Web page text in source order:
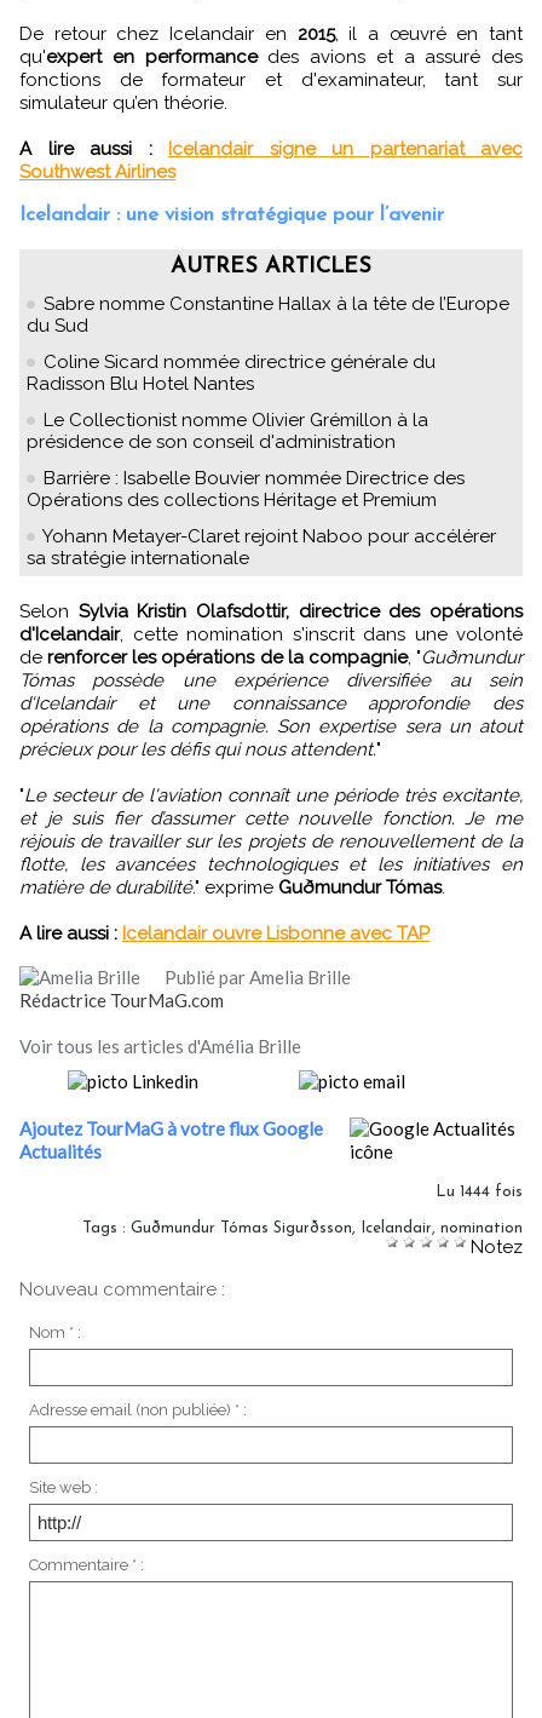
De retour chez Icelandair en 2015, il a œuvré en tant
qu'expert en performancedes avions et a assuré des
fonctions de formateur et d'examinateur, tant sur
simulateur qu’en théorie.
A lire aussi :
Icelandair signe un partenariat avec
Southwest Airlines
Icelandair : une vision stratégique pour l’avenir
AUTRES ARTICLES
Sabre nomme Constantine Hallax à la tête de l’Europe
du Sud
Coline Sicard nommée directrice générale du
Radisson Blu Hotel Nantes
Le Collectionist nomme Olivier Grémillon à la
présidence de son conseil d'administration
Barrière : Isabelle Bouvier nommée Directrice des
Opérations des collections Héritage et Premium
Yohann Metayer-Claret rejoint Naboo pour accélérer
sa stratégie internationale
Selon Sylvia Kristin Olafsdottir, directrice des opérations
d'Icelandair, cette nomination s'inscrit dans une volonté
derenforcer les opérations de la compagnie, "Guðmundur
Tómas possède une expérience diversifiée au sein
d'Icelandair et une connaissance approfondie des
opérations de la compagnie. Son expertise sera un atout
précieux pour les défis qui nous attendent."
"Le secteur de l'aviation connaît une période très excitante,
et je suis fier d’assumer cette nouvelle fonction. Je me
réjouis de travailler sur les projets de renouvellement de la
flotte, les avancées technologiques et les initiatives en
matière de durabilité." exprime Guðmundur Tómas.
A lire aussi : Icelandair ouvre Lisbonne avec TAP
Publié par Amelia Brille
Rédactrice TourMaG.com
Voir tous les articles d'Amélia Brille
Ajoutez TourMaG à votre flux Google
Actualités
Lu 1444 fois
Tags : Guðmundur Tómas Sigurðsson, Icelandair, nomination
Notez
Nouveau commentaire :
Nom * :
Adresse email (non publiée) * :
Site web :
Commentaire * :